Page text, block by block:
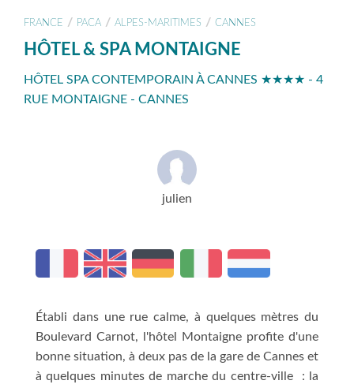
FRANCE / PACA / ALPES-MARITIMES / CANNES
HÔTEL & SPA MONTAIGNE
HÔTEL SPA CONTEMPORAIN À CANNES ★★★★ - 4
RUE MONTAIGNE - CANNES
julien
Établi dans une rue calme, à quelques mètres du
Boulevard Carnot, l'hôtel Montaigne profite d'une
bonne situation, à deux pas de la gare de Cannes et
à quelques minutes de marche du centre-ville : la